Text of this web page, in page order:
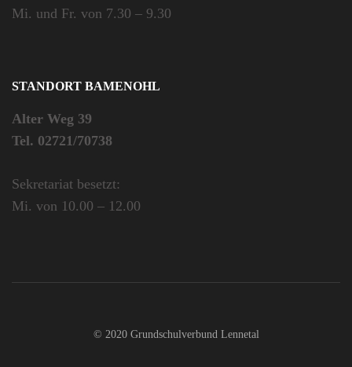
Mi. und Fr. von 7.30 – 9.30
STANDORT BAMENOHL
Alter Weg 39
Tel. 02721/70738
Sekretariat besetzt:
Mi. von 10.00 – 12.00
© 2020 Grundschulverbund Lennetal